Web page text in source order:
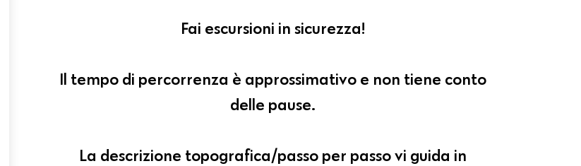
Fai escursioni in sicurezza!
Il tempo di percorrenza è approssimativo e non tiene conto
delle pause.
La descrizione topografica/passo per passo vi guida in